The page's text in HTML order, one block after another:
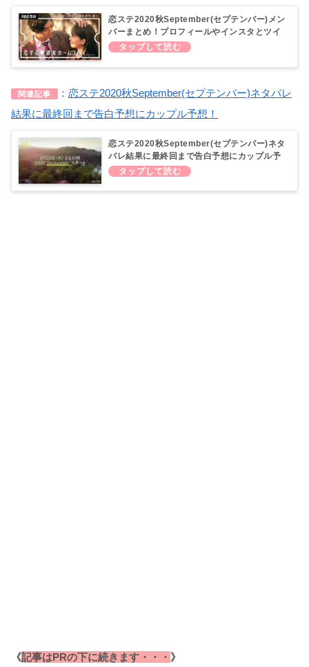
恋ステ2020秋September(セプテンバー)メン
バーまとめ！プロフィールやインスタとツイ
ッター一覧
関連記事 ： 恋ステ2020秋September(セプテンバー)ネタバレ
結果に最終回まで告白予想にカップル予想！
恋ステ2020秋September(セプテンバー)ネタ
バレ結果に最終回まで告白予想にカップル予
想！
《記事はPRの下に続きます・・・ 》